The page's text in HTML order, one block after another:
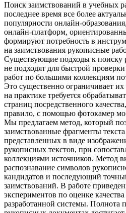
Поиск заимствований в учебных
последнее время все более
популярности онлайн-
онлайн-платформ,
формируют потребность в
на заимствования рукописные
Существующие подходы к поиску
не подходят для быстрой проверки
работ по большими коллекциям
Это существенно ограничивает
на практике требуется
страниц посредственного
правило, с помощью фотокамер
Мы предлагаем метод, который
заимствованные фрагменты
представленных в виде
рукописных текстов, при
коллекциями источников. Метод
распознавание символов
кандидатов и последующий
заимствований. В работе
экспериментов по оценке
разработанной системы. Полнота